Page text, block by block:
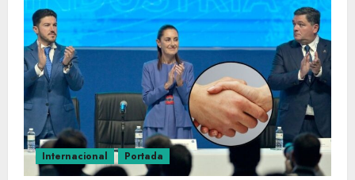
Internacional Portada